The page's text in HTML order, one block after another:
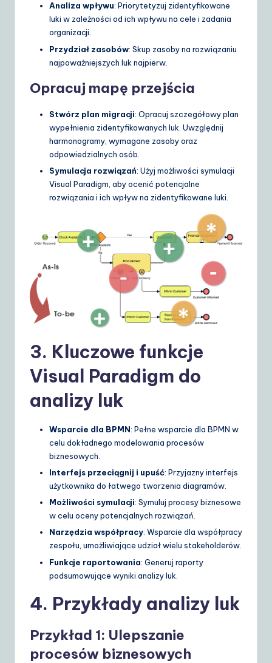
Analiza wpływu: Priorytetyzuj zidentyfikowane
luki w zależności od ich wpływu na cele i zadania
organizacji.
Przydział zasobów: Skup zasoby na rozwiązaniu
najpoważniejszych luk najpierw.
Opracuj mapę przejścia
Stwórz plan migracji: Opracuj szczegółowy plan
wypełnienia zidentyfikowanych luk. Uwzględnij
harmonogramy, wymagane zasoby oraz
odpowiedzialnych osób.
Symulacja rozwiązań: Użyj możliwości symulacji
Visual Paradigm, aby ocenić potencjalne
rozwiązania i ich wpływ na zidentyfikowane luki.
3. Kluczowe funkcje
Visual Paradigm do
analizy luk
Wsparcie dla BPMN: Pełne wsparcie dla BPMN w
celu dokładnego modelowania procesów
biznesowych.
Interfejs przeciągnij i upuść: Przyjazny interfejs
użytkownika do łatwego tworzenia diagramów.
Możliwości symulacji: Symuluj procesy biznesowe
w celu oceny potencjalnych rozwiązań.
Narzędzia współpracy: Wsparcie dla współpracy
zespołu, umożliwiające udział wielu stakeholderów.
Funkcje raportowania: Generuj raporty
podsumowujące wyniki analizy luk.
4. Przykłady analizy luk
Przykład 1: Ulepszanie
procesów biznesowych